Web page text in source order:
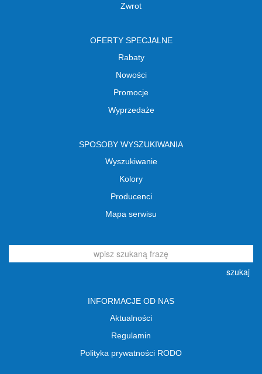
Zwrot
OFERTY SPECJALNE
Rabaty
Nowości
Promocje
Wyprzedaże
SPOSOBY WYSZUKIWANIA
Wyszukiwanie
Kolory
Producenci
Mapa serwisu
szukaj
INFORMACJE OD NAS
Aktualności
Regulamin
Polityka prywatności RODO